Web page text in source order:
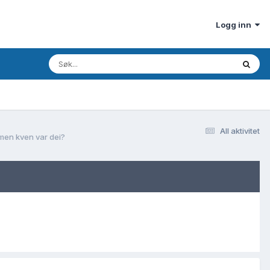
Logg inn
All aktivitet
kven var dei?